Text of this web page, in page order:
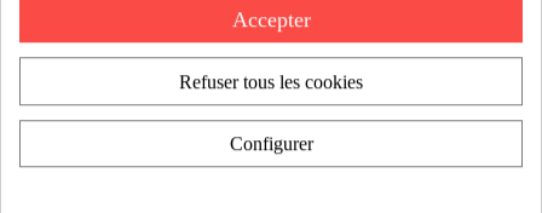
Accepter
Refuser tous les cookies
Configurer